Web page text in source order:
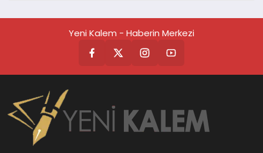
Yeni Kalem - Haberin Merkezi